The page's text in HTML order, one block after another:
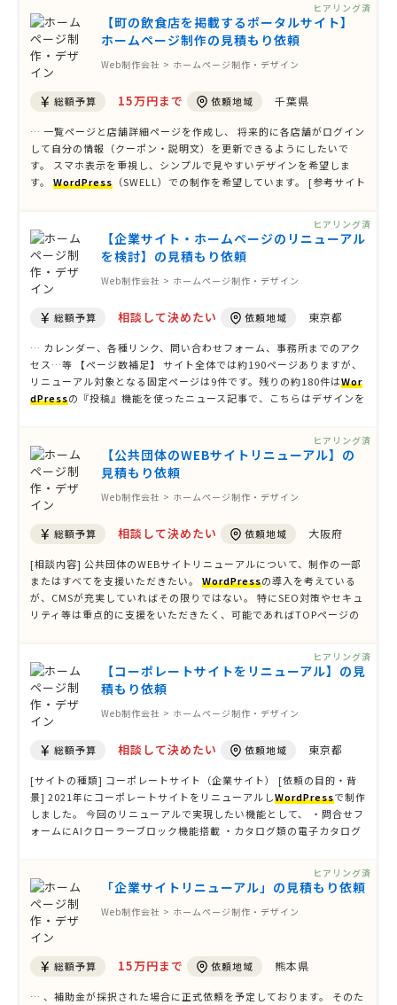
【町の飲食店を掲載するポータルサイト】
ホームページ制作の見積もり依頼
Web制作会社 > ホームページ制作・デザイン
総額予算 15万円まで 依頼地域 千葉県
… 一覧ページと店舗詳細ページを作成し、 将来的に各店舗がログイン
して自分の情報（クーポン・説明文）を更新できるようにしたいで
す。 スマホ表示を重視し、シンプルで見やすいデザインを希望しま
す。WordPress （SWELL）での制作を希望しています。 [参考サイト
ヒアリング済
【企業サイト・ホームページのリニューアル
を検討】の見積もり依頼
Web制作会社 > ホームページ制作・デザイン
総額予算 相談して決めたい 依頼地域 東京都
… カレンダー、各種リンク、問い合わせフォーム、事務所までのアク
セス…等 【ページ数補足】 サイト全体では約190ページありますが、
リニューアル対象となる固定ページは9件です。残りの約180件はWor
dPressの『投稿』機能を使ったニュース記事で、こちらはデザインを
ヒアリング済
【公共団体のWEBサイトリニューアル】の
見積もり依頼
Web制作会社 > ホームページ制作・デザイン
総額予算 相談して決めたい 依頼地域 大阪府
[相談内容] 公共団体のWEBサイトリニューアルについて、制作の一部
またはすべてを支援いただきたい。WordPressの導入を考えている
が、CMSが充実していればその限りではない。 特にSEO対策やセキュ
リティ等は重点的に支援をいただきたく、可能であればTOPページの
る程 …
ヒアリング済
【コーポレートサイトをリニューアル】の見
積もり依頼
Web制作会社 > ホームページ制作・デザイン
総額予算 相談して決めたい 依頼地域 東京都
[サイトの種類] コーポレートサイト（企業サイト） [依頼の目的・背
景] 2021年にコーポレートサイトをリニューアルしWordPressで制作
しました。 今回のリニューアルで実現したい機能として、 ・問合せフ
ォームにAIクローラーブロック機能搭載 ・カタログ類の電子カタログ
ヒアリング済
「企業サイトリニューアル」の見積もり依頼
Web制作会社 > ホームページ制作・デザイン
総額予算 15万円まで 依頼地域 熊本県
… 、補助金が採択された場合に正式依頼を予定しております。 そのた
ヒアリング済